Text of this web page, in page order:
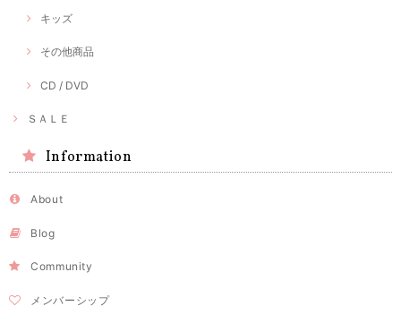
キッズ
その他商品
CD / DVD
ＳＡＬＥ
Information
About
Blog
Community
メンバーシップ